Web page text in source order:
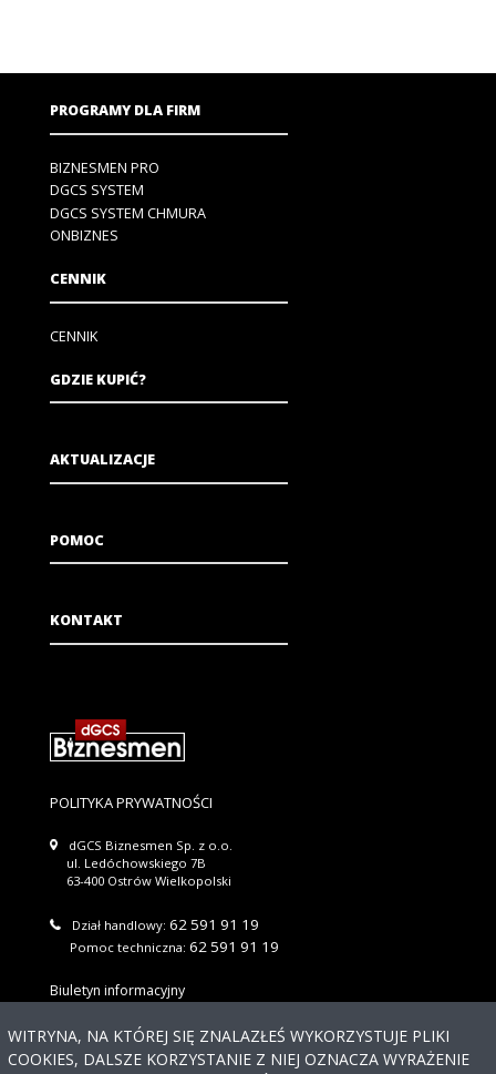
PROGRAMY DLA FIRM
BIZNESMEN PRO
DGCS SYSTEM
DGCS SYSTEM CHMURA
ONBIZNES
CENNIK
CENNIK
GDZIE KUPIĆ?
AKTUALIZACJE
POMOC
KONTAKT
POLITYKA PRYWATNOŚCI
dGCS Biznesmen Sp. z o.o.
ul. Ledóchowskiego 7B
63-400 Ostrów Wielkopolski
Dział handlowy: 62 591 91 19
Pomoc techniczna:62 591 91 19
Biuletyn informacyjny
Wyślij
WITRYNA, NA KTÓREJ SIĘ ZNALAZŁEŚ WYKORZYSTUJE PLIKI
COOKIES, DALSZE KORZYSTANIE Z NIEJ OZNACZA WYRAŻENIE